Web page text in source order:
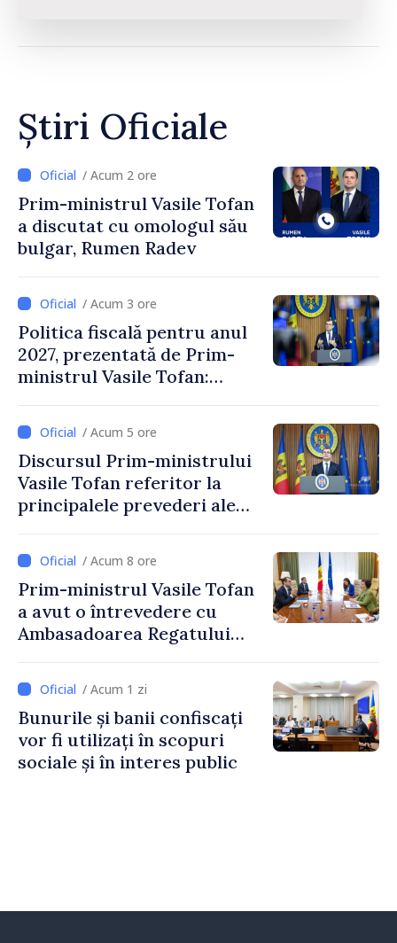
Știri Oficiale
/ Acum 2 ore
Prim-ministrul Vasile Tofan
a discutat cu omologul său
bulgar, Rumen Radev
/ Acum 3 ore
Politica fiscală pentru anul
2027, prezentată de Prim-
ministrul Vasile Tofan:
stimularea investițiilor și o
taxare mai echitabilă
/ Acum 5 ore
Discursul Prim-ministrului
Vasile Tofan referitor la
principalele prevederi ale
2027
/ Acum 8 ore
Prim-ministrul Vasile Tofan
a avut o întrevedere cu
Ambasadoarea Regatului
Irlandei de Nord, Fern
Horine / Acum 1 zi
Bunurile și banii confiscați
vor fi utilizați în scopuri
sociale și în interes public